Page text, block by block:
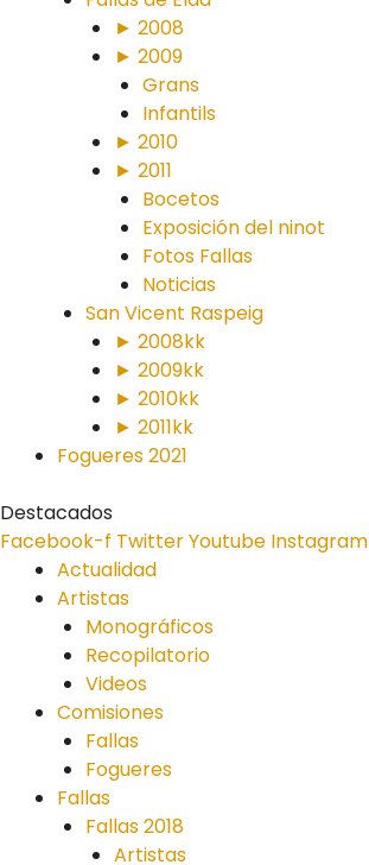
► 2008
► 2009
Grans
Infantils
► 2010
► 2011
Bocetos
Exposición del ninot
Fotos Fallas
Noticias
San Vicent Raspeig
► 2008kk
► 2009kk
► 2010kk
► 2011kk
Fogueres 2021
Destacados
Facebook-f TwitterYoutube Instagram
Actualidad
Artistas
Monográficos
Recopilatorio
Videos
Comisiones
Fallas
Fogueres
Fallas
Fallas 2018
Artistas